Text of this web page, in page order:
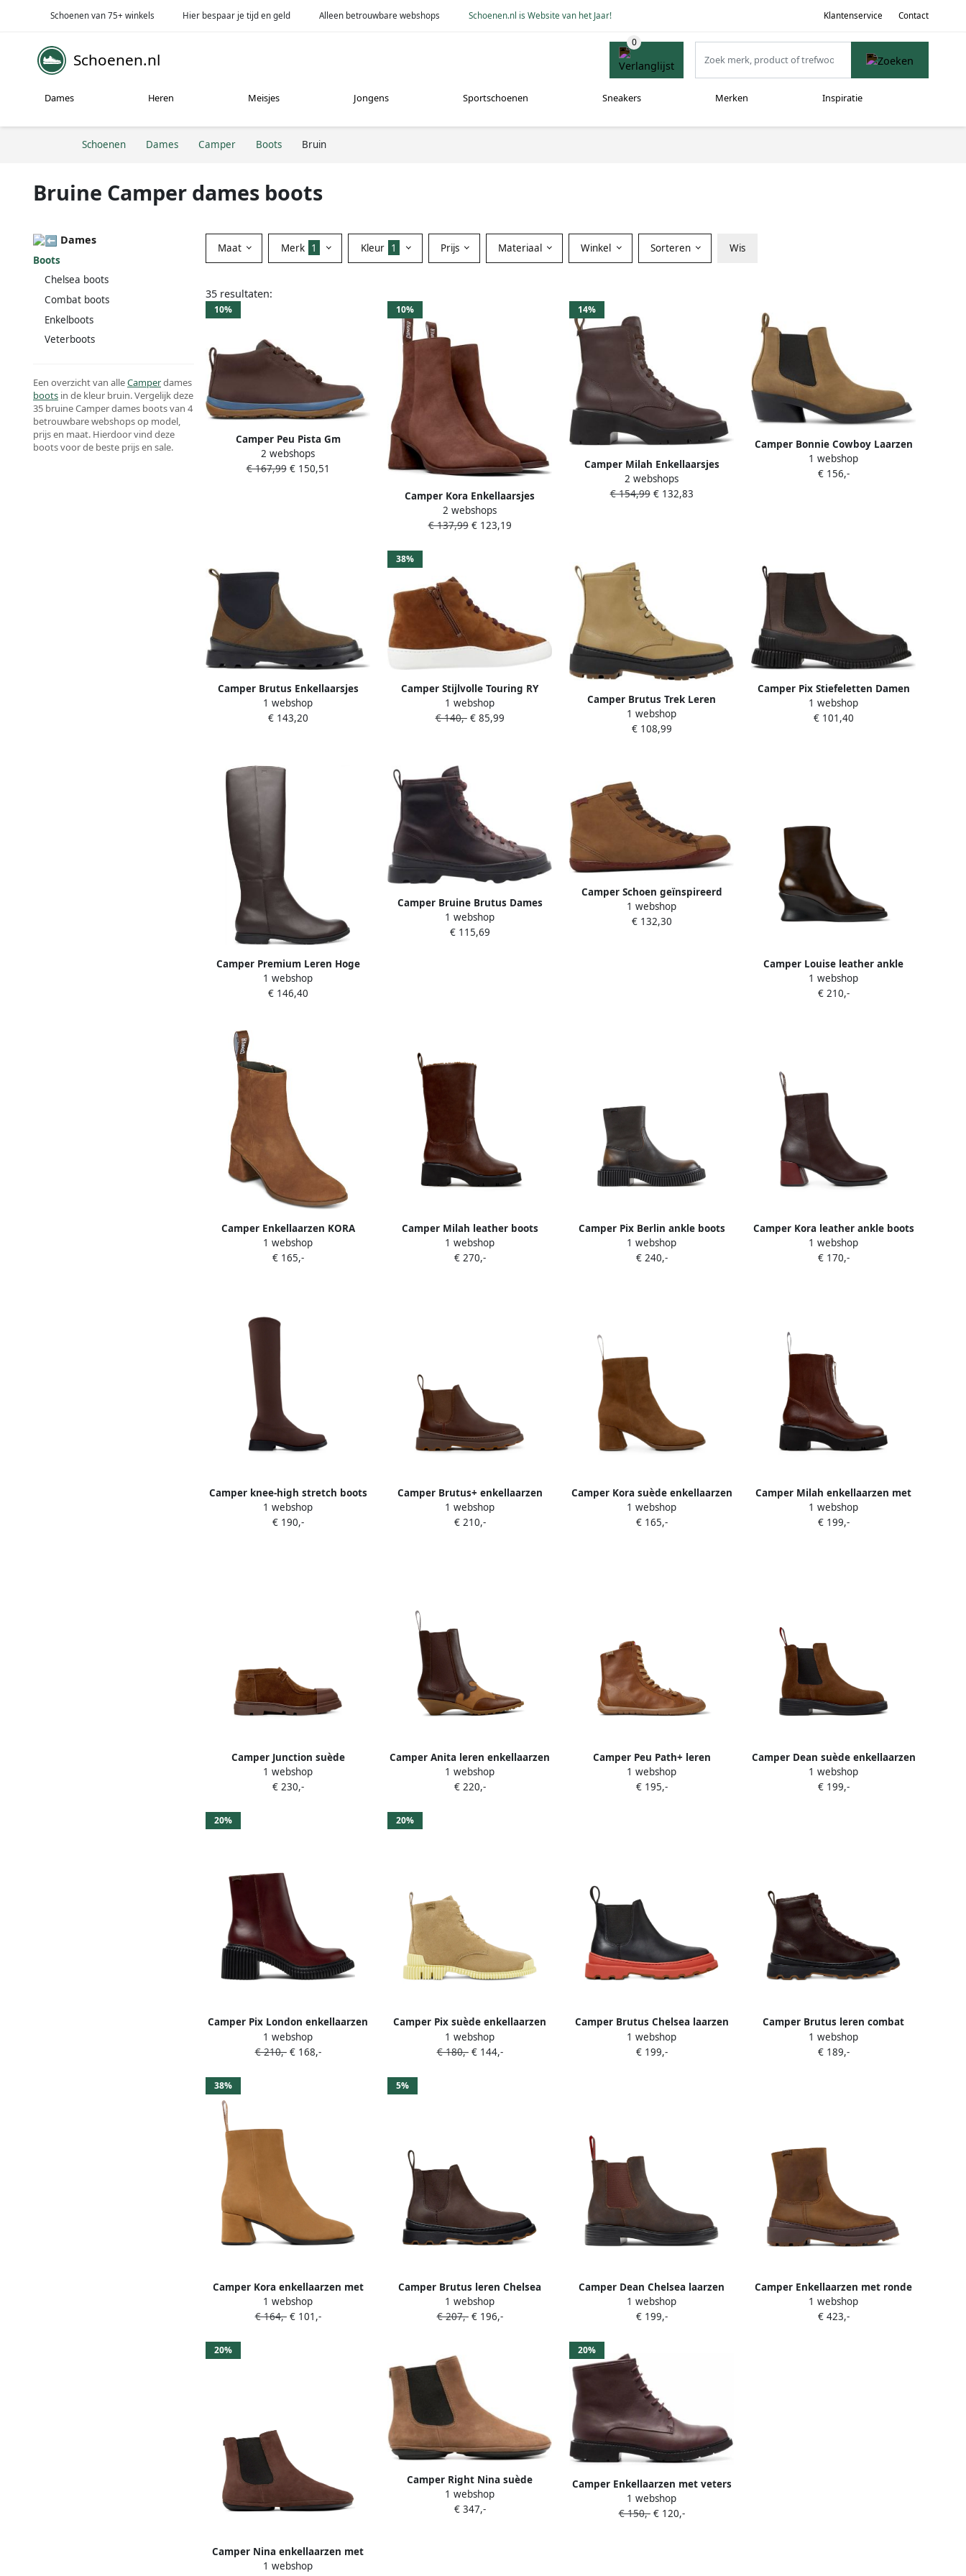
Schoenen van 75+ winkels Hier bespaar je tijd en geld Alleen betrouwbare webshops Schoenen.nl is Website van het Jaar! Klantenservice Contact
Schoenen.nl
Dames Heren Meisjes Jongens Sportschoenen Sneakers Merken Inspiratie
Schoenen Dames Camper Boots Bruin
Bruine Camper dames boots
Dames
Boots
Chelsea boots
Combat boots
Enkelboots
Veterboots
Een overzicht van alleCamperdames
boots in de kleur bruin. Vergelijk deze
35 bruine Camper dames boots van 4
betrouwbare webshops op model,
prijs en maat. Hierdoor vind deze
boots voor de beste prijs en sale.
Maat Merk 1 Kleur 1 Prijs Materiaal Winkel Sorteren Wis
35 resultaten:
10%
Camper Peu Pista Gm
Enkellaarsjes Peu Pista Gm
Damen Donkerbruin
2 webshops
€ 167,99€ 150,51
10%
Camper Kora Enkellaarsjes
Damen Donkerbruin
2 webshops
€ 137,99€ 123,19
14%
Camper Milah Enkellaarsjes
Damen Donkerbruin
2 webshops
€ 154,99€ 132,83
Camper Bonnie Cowboy Laarzen
Tijdloos Ontwerp Brown Dames
1 webshop
€ 156,-
Camper Brutus Enkellaarsjes
Damen Bruin Zwart
1 webshop
€ 143,20
38%
Camper Stijlvolle Touring RY
Sneakers voor vrouwen
1 webshop
€ 140,-€ 85,99
Camper Brutus Trek Leren
Enkellaarzen Beige Dames
1 webshop
€ 108,99
Camper Pix Stiefeletten Damen
Donkerbruin
1 webshop
€ 101,40
Camper Premium Leren Hoge
Laarzen Brown Dames
1 webshop
€ 146,40
Camper Bruine Brutus Dames
Enkellaarzen
1 webshop
€ 115,69
Camper Schoen geïnspireerd
door blootsvoets lopen met 360°
stiksels Brown Dames
1 webshop
€ 132,30
Camper Louise leather ankle
boots Bruin
1 webshop
€ 210,-
Camper Enkellaarzen KORA
1 webshop
€ 165,-
Camper Milah leather boots
Bruin
1 webshop
€ 270,-
Camper Pix Berlin ankle boots
Bruin
1 webshop
€ 240,-
Camper Kora leather ankle boots
Bruin
1 webshop
€ 170,-
Camper knee-high stretch boots
Bruin
1 webshop
€ 190,-
Camper Brutus+ enkellaarzen
Bruin
1 webshop
€ 210,-
Camper Kora suède enkellaarzen
Bruin
1 webshop
€ 165,-
Camper Milah enkellaarzen met
rits Bruin
1 webshop
€ 199,-
Camper Junction suède
enkellaarzen Bruin
1 webshop
€ 230,-
Camper Anita leren enkellaarzen
met vlakken Bruin
1 webshop
€ 220,-
Camper Peu Path+ leren
enkellaarzen Bruin
1 webshop
€ 195,-
Camper Dean suède enkellaarzen
Bruin
1 webshop
€ 199,-
20%
Camper Pix London enkellaarzen
Bruin
1 webshop
€ 210,-€ 168,-
20%
Camper Pix suède enkellaarzen
Bruin
1 webshop
€ 180,-€ 144,-
Camper Brutus Chelsea laarzen
met elastische vlakken Bruin
1 webshop
€ 199,-
Camper Brutus leren combat
boots met veters Bruin
1 webshop
€ 189,-
38%
Camper Kora enkellaarzen met
blokhak Bruin
1 webshop
€ 164,-€ 101,-
5%
Camper Brutus leren Chelsea
laarzen met elastische vlakken
Bruin
1 webshop
€ 207,-€ 196,-
Camper Dean Chelsea laarzen
Bruin
1 webshop
€ 199,-
Camper Enkellaarzen met ronde
neus Bruin
1 webshop
€ 423,-
20%
Camper Nina enkellaarzen met
elastisch vlak Bruin
1 webshop
Camper Right Nina suède
enkellaarzen Bruin
1 webshop
€ 347,-
20%
Camper Enkellaarzen met veters
Bruin
1 webshop
€ 150,-€ 120,-